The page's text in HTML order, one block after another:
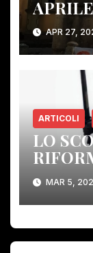
APRILE
APR 27,
ARTICOLI
LO
MAR 5,